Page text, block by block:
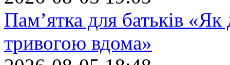
Пам’ятка для батьків
тривогою вдома»